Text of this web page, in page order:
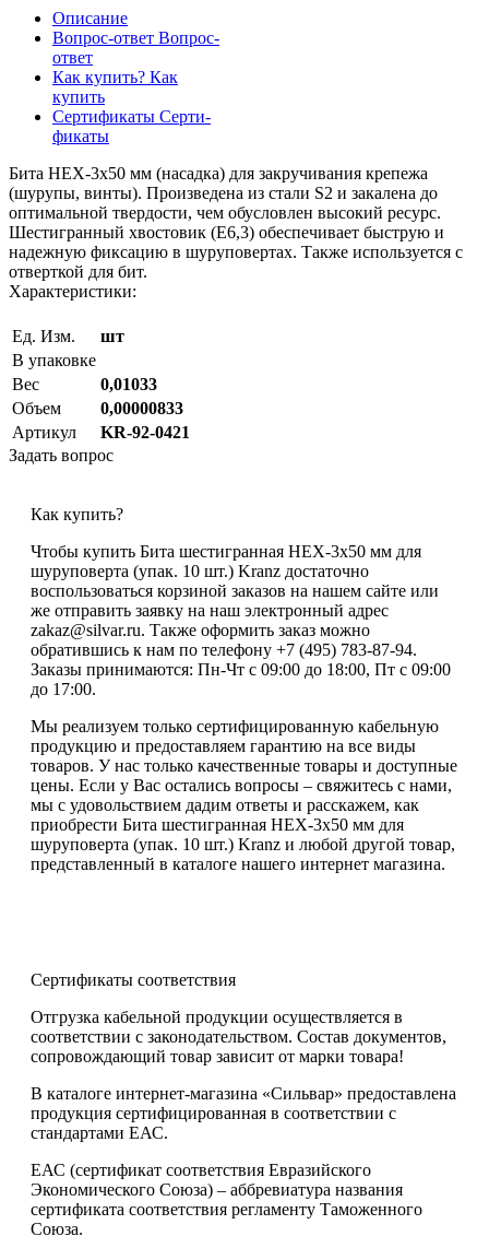
Описание
Вопрос-ответ Вопрос-
ответ
Как купить? Как
купить
Сертификаты Серти-
фикаты
Бита HEX-3х50 мм (насадка) для закручивания крепежа
(шурупы, винты). Произведена из стали S2 и закалена до
оптимальной твердости, чем обусловлен высокий ресурс.
Шестигранный хвостовик (Е6,3) обеспечивает быструю и
надежную фиксацию в шуруповертах. Также используется с
отверткой для бит.
Характеристики:
Ед. Изм.
шт
В упаковке
Вес
0,01033
Объем
0,00000833
Артикул
KR-92-0421
Задать вопрос
Как купить?
Чтобы купить Бита шестигранная HEX-3х50 мм для
шуруповерта (упак. 10 шт.) Kranz достаточно
воспользоваться корзиной заказов на нашем сайте или
же отправить заявку на наш электронный адрес
zakaz@silvar.ru. Также оформить заказ можно
обратившись к нам по телефону +7 (495) 783-87-94.
Заказы принимаются: Пн-Чт с 09:00 до 18:00, Пт с 09:00
до 17:00.
Мы реализуем только сертифицированную кабельную
продукцию и предоставляем гарантию на все виды
товаров. У нас только качественные товары и доступные
цены. Если у Вас остались вопросы – свяжитесь с нами,
мы с удовольствием дадим ответы и расскажем, как
приобрести Бита шестигранная HEX-3х50 мм для
шуруповерта (упак. 10 шт.) Kranz и любой другой товар,
представленный в каталоге нашего интернет магазина.
Сертификаты соответствия
Отгрузка кабельной продукции осуществляется в
соответствии с законодательством. Состав документов,
сопровождающий товар зависит от марки товара!
В каталоге интернет-магазина «Сильвар» предоставлена
продукция сертифицированная в соответствии с
стандартами ЕАС.
ЕАС (сертификат соответствия Евразийского
Экономического Союза) – аббревиатура названия
сертификата соответствия регламенту Таможенного
Союза.